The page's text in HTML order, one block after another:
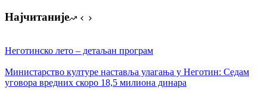
Најчитаније
Неготинско лето – детаљан програм
Министарство културе наставља улагања у Неготин: Седам
уговора вредних скоро 18,5 милиона динара